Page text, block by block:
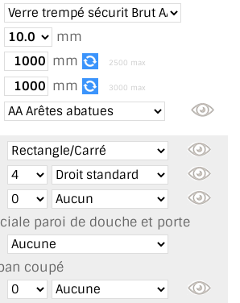
UTILISATION
NOUVEAUTÉS
BROSSÉ
DE COULEUR
EN MOZAÏQUE
mm
mm 2500 max
mm 3000 max
paroi de douche et porte
coupé